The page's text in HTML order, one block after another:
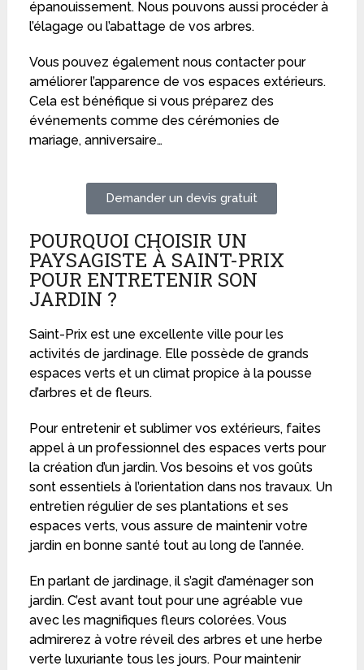
épanouissement. Nous pouvons aussi procéder à
l’élagage ou l’abattage de vos arbres.
Vous pouvez également nous contacter pour
améliorer l’apparence de vos espaces extérieurs.
Cela est bénéfique si vous préparez des
événements comme des cérémonies de
mariage, anniversaire…
Demander un devis gratuit
POURQUOI CHOISIR UN
PAYSAGISTE À SAINT-PRIX
POUR ENTRETENIR SON
JARDIN ?
Saint-Prix est une excellente ville pour les
activités de jardinage. Elle possède de grands
espaces verts et un climat propice à la pousse
d’arbres et de fleurs.
Pour entretenir et sublimer vos extérieurs, faites
appel à un professionnel des espaces verts pour
la création d’un jardin. Vos besoins et vos goûts
sont essentiels à l’orientation dans nos travaux. Un
entretien régulier de ses plantations et ses
espaces verts, vous assure de maintenir votre
jardin en bonne santé tout au long de l’année.
En parlant de jardinage, il s’agit d’aménager son
jardin. C’est avant tout pour une agréable vue
avec les magnifiques fleurs colorées. Vous
admirerez à votre réveil des arbres et une herbe
verte luxuriante tous les jours. Pour maintenir